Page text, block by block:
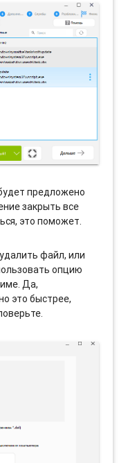
предложено
закрыть все
это поможет.
файл, или
опцию
Да,
это быстрее,